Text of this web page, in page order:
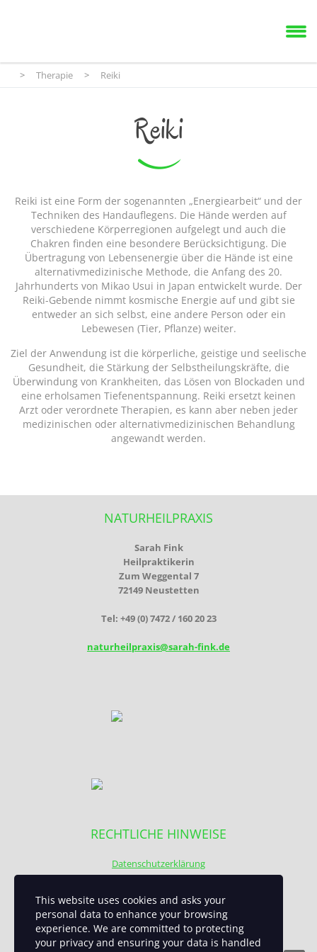
> Therapie > Reiki
Reiki
Reiki ist eine Form der sogenannten „Energiearbeit“ und der
Techniken des Handauflegens. Die Hände werden auf
verschiedene Körperregionen aufgelegt und auch die
Chakren finden eine besondere Berücksichtigung. Die
Übertragung von Lebensenergie über die Hände ist eine
alternativmedizinische Methode, die Anfang des 20.
Jahrhunderts von Mikao Usui in Japan entwickelt wurde. Der
Reiki-Gebende nimmt kosmische Energie auf und gibt sie
entweder an sich selbst, eine andere Person oder ein
Lebewesen (Tier, Pflanze) weiter.
Ziel der Anwendung ist die körperliche, geistige und seelische
Gesundheit, die Stärkung der Selbstheilungskräfte, die
Überwindung von Krankheiten, das Lösen von Blockaden und
eine erholsamen Tiefenentspannung. Reiki ersetzt keinen
Arzt oder verordnete Therapien, es kann aber neben jeder
medizinischen oder alternativmedizinischen Behandlung
angewandt werden.
NATURHEILPRAXIS
Sarah Fink
Heilpraktikerin
Zum Weggental 7
72149 Neustetten
Tel: +49 (0) 7472 / 160 20 23
naturheilpraxis@sarah-fink.de
RECHTLICHE HINWEISE
Datenschutzerklärung
This website uses cookies and asks your
personal data to enhance your browsing
experience. We are committed to protecting
your privacy and ensuring your data is handled